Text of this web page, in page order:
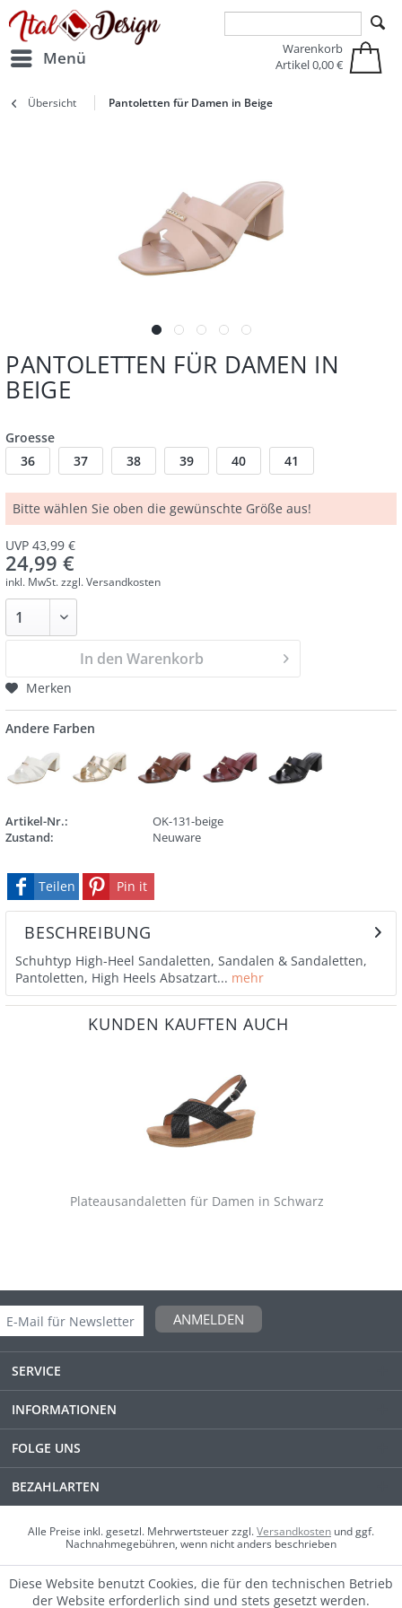
Zur Hauptnavigation springen Zum Hauptinhalt springen
Menü
Warenkorb
Artikel0,00 €
Übersicht Pantoletten für Damen in Beige
PANTOLETTEN FÜR DAMEN IN
BEIGE
Groesse
36
37 38 39 40 41
Bitte wählen Sie oben die gewünschte Größe aus!
UVP 43,99 €
24,99 €
inkl. MwSt.zzgl. Versandkosten
In den Warenkorb
Merken
Andere Farben
Artikel-Nr.:
OK-131-beige
Zustand:
Neuware
Teilen Pin it
BESCHREIBUNG
Schuhtyp High-Heel Sandaletten, Sandalen & Sandaletten,
Pantoletten, High Heels Absatzart... mehr
KUNDEN KAUFTEN AUCH
Plateausandaletten für Damen in Schwarz
ANMELDEN
SERVICE
INFORMATIONEN
FOLGE UNS
BEZAHLARTEN
Alle Preise inkl. gesetzl. Mehrwertsteuer zzgl.Versandkosten und ggf.
Nachnahmegebühren, wenn nicht anders beschrieben
Diese Website benutzt Cookies, die für den technischen Betrieb
der Website erforderlich sind und stets gesetzt werden.